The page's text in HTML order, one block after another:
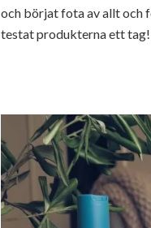
och börjat fota av allt och
testat produkterna ett tag!